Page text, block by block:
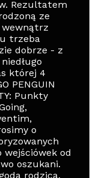
Rezultatem
ze
trzeba
dobrze - z
której 4
PENGUIN
Punkty
o
od
oszukani.
rodzica.